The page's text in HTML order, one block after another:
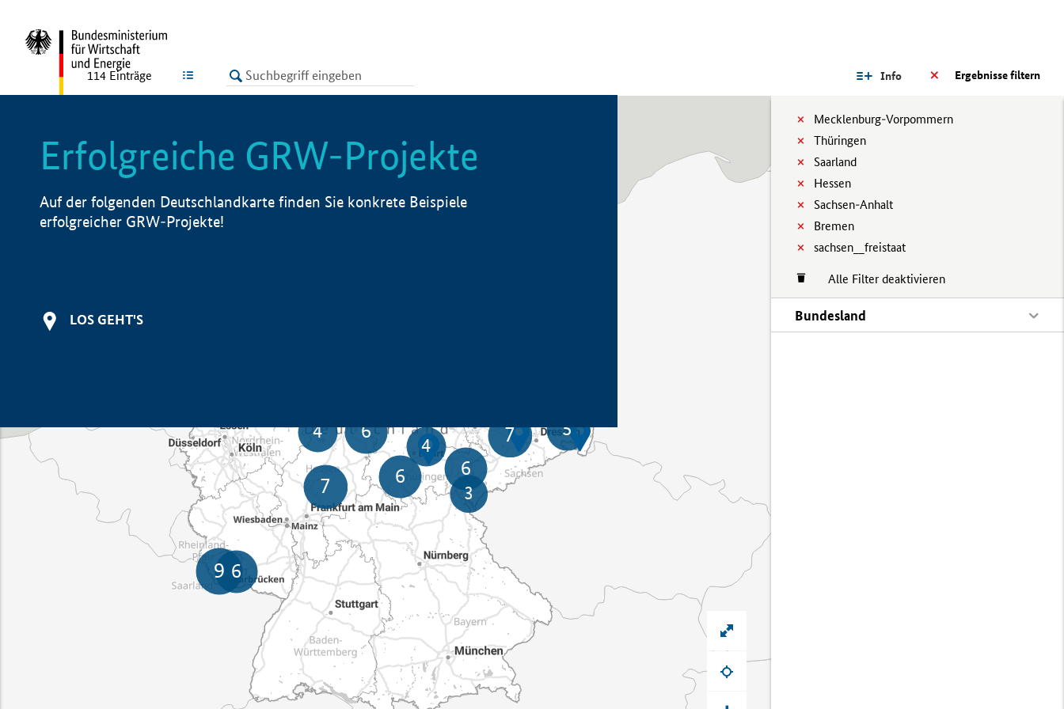
LISTE Ergebnisse filtern
Info
Mecklenburg-Vorpommern
Thüringen
Saarland
Hessen
Sachsen-Anhalt
Bremen
sachsen__freistaat
Alle Filter deaktivieren
Bundesland
114 Einträge
Erfolgreiche GRW-Projekte
Auf der folgenden Deutschlandkarte finden Sie konkrete Beispiele
erfolgreicher GRW-Projekte!
LOS GEHT'S